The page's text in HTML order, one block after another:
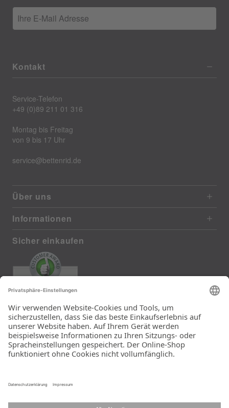
Ihre E-Mail Adresse
Kontakt
Service-Telefon
+49 (0)89 211 01 316
Montag bis Freitag
von 9 bis 17 Uhr
service@bettenrid.de
Über uns
Informationen
Sicher einkaufen
385 reviews from real customers
(last 12 months)
Total: 11283
Die Auswahl und die
Einfachheit der
Bestellung.